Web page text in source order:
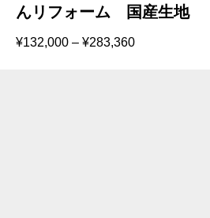
んリフォーム 国産生地
¥132,000 – ¥283,360価